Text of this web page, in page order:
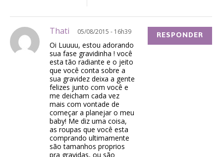
Thati 05/08/2015 - 16h39
Oi Luuuu, estou adorando
sua fase gravidinha ! você
esta tão radiante e o jeito
que você conta sobre a
sua gravidez deixa a gente
felizes junto com você e
me deicham cada vez
mais com vontade de
começar a planejar o meu
baby! Me diz uma coisa,
as roupas que você esta
comprando ultimamente
são tamanhos proprios
pra gravidas, ou são
RESPONDER